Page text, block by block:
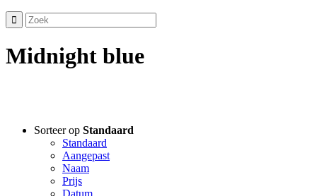
Midnight blue
Accessoires
Coco en sebas
GlowXX
Luxuriuous Gift Sets
Sorteer op Standaard
Standaard
Aangepast
Naam
Prijs